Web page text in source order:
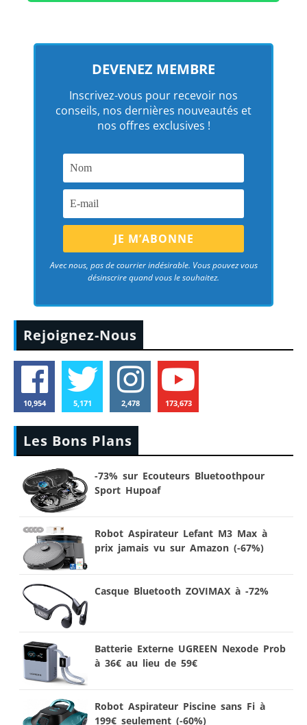
DEVENEZ MEMBRE
Inscrivez-vous pour recevoir nos
conseils, nos dernières nouveautés et
nos offres exclusives !
Avec nous, pas de courrier indésirable. Vous pouvez vous
désinscrire quand vous le souhaitez.
Rejoignez-Nous
10,954 5,171 2,478 173,673
Les Bons Plans
-73% sur Ecouteurs Bluetoothpour
Sport Hupoaf
Robot Aspirateur Lefant M3 Max à
prix jamais vu sur Amazon (-67%)
Casque Bluetooth ZOVIMAX à -72%
Batterie Externe UGREEN Nexode Prob
à 36€ au lieu de 59€
Robot Aspirateur Piscine sans Fi à
199€ seulement (-60%)